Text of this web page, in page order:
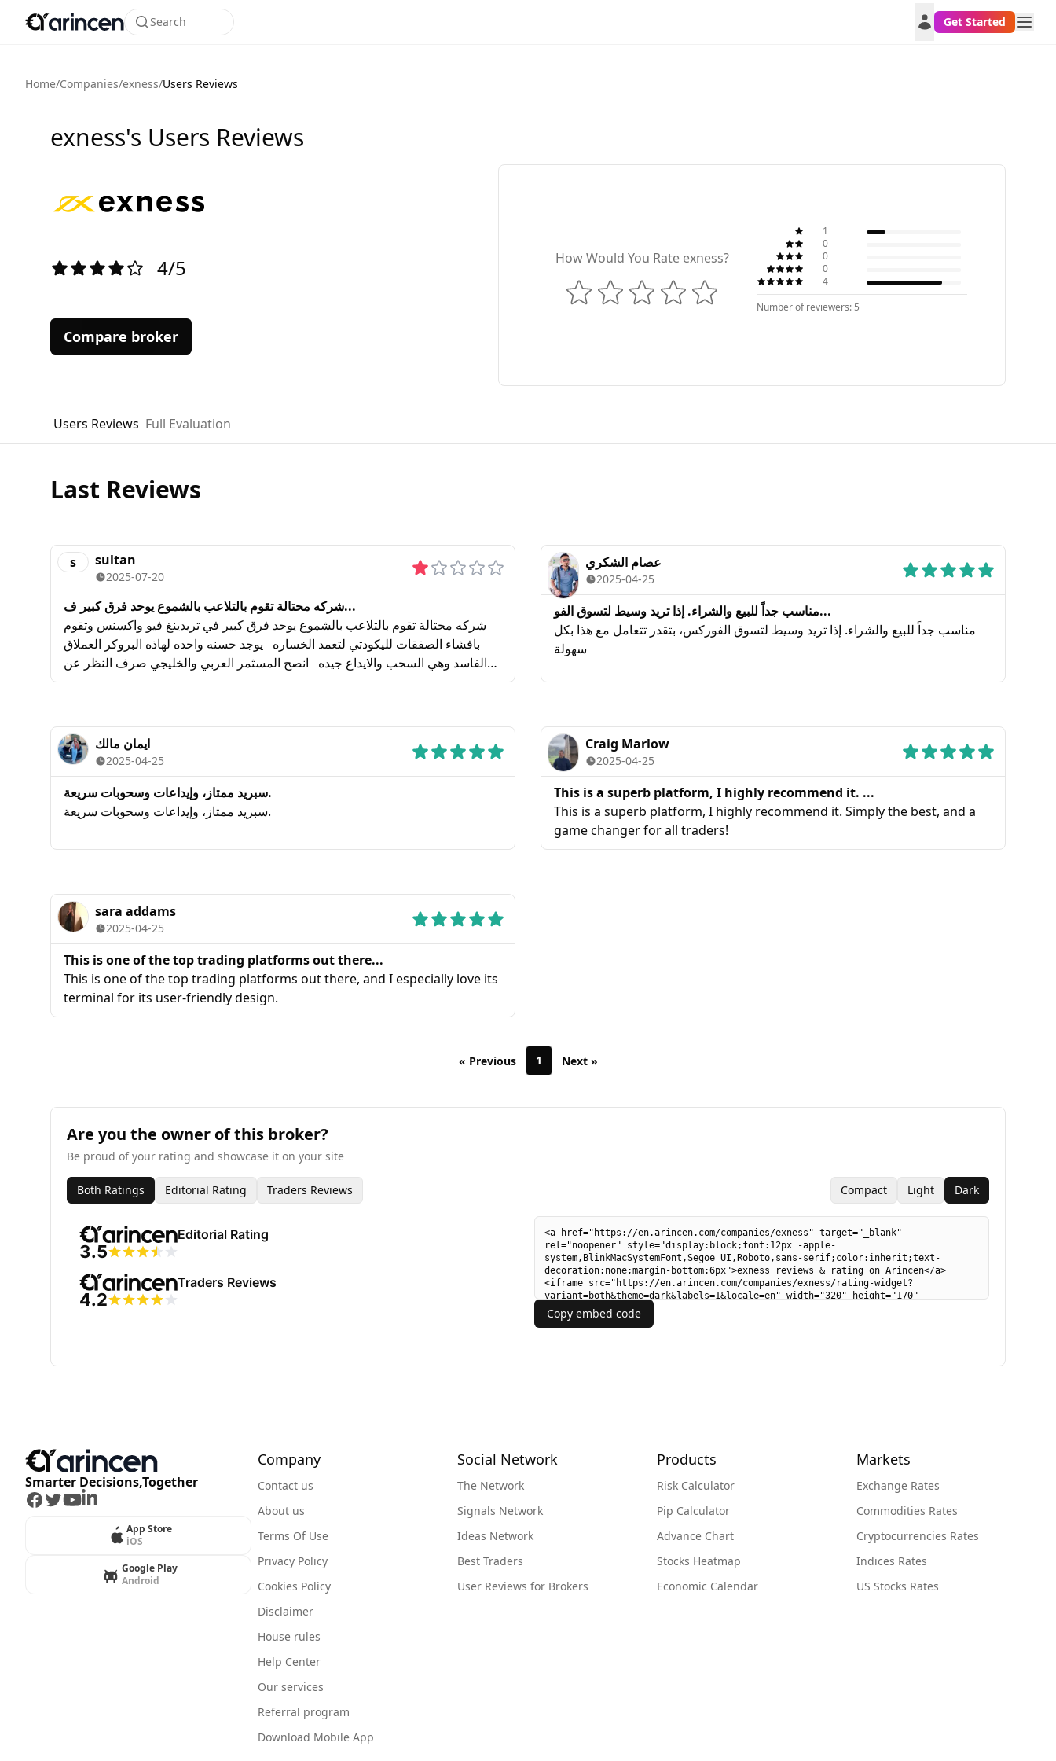
Search Get Started
Home/Companies/exness/Users Reviews
exness's Users Reviews
4/5
Compare broker
How Would You Rate exness?
1
0
0
0
4
Number of reviewers: 5
Users Reviews Full Evaluation
Last Reviews
s sultan
2025-07-20
شركه محتالة تقوم بالتلاعب بالشموع يوحد فرق كبير ف...
شركه محتالة تقوم بالتلاعب بالشموع يوحد فرق كبير في تريدينغ فيو واكسنس وتقوم
بافشاء الصفقات لليكودتي لتعمد الخساره يوجد حسنه واحده لهاذه البروكر العملاق
الفاسد وهي السحب والايداع جيده انصح المسثمر العربي والخليجي صرف النظر عن
اتخاذ هاذا البروكر للاستثمار وقبل ان تبد لاحظ فروق الشموع في تريندق فيو خضراء
عصام الشكري
2025-04-25
مناسب جداً للبيع والشراء. إذا تريد وسيط لتسوق الفو...
مناسب جداً للبيع والشراء. إذا تريد وسيط لتسوق الفوركس، بتقدر تتعامل مع هذا بكل
سهولة
ايمان مالك
2025-04-25
سبريد ممتاز، وإيداعات وسحوبات سريعة.
سبريد ممتاز، وإيداعات وسحوبات سريعة.
Craig Marlow
2025-04-25
This is a superb platform, I highly recommend it. ...
This is a superb platform, I highly recommend it. Simply the best, and a
game changer for all traders!
sara addams
2025-04-25
This is one of the top trading platforms out there...
This is one of the top trading platforms out there, and I especially love its
terminal for its user-friendly design.
« Previous 1 Next »
Are you the owner of this broker?
Be proud of your rating and showcase it on your site
Both Ratings Editorial Rating Traders Reviews Compact Light Dark
Copy embed code
Smarter Decisions,Together
Facebook
Twitter
Youtube
LinkedIn
App Store
iOS
Google Play
Android
Company
Contact us
About us
Terms Of Use
Privacy Policy
Cookies Policy
Disclaimer
House rules
Help Center
Our services
Referral program
Download Mobile App
Social Network
The Network
Signals Network
Ideas Network
Best Traders
User Reviews for Brokers
Products
Risk Calculator
Pip Calculator
Advance Chart
Stocks Heatmap
Economic Calendar
Markets
Exchange Rates
Commodities Rates
Cryptocurrencies Rates
Indices Rates
US Stocks Rates